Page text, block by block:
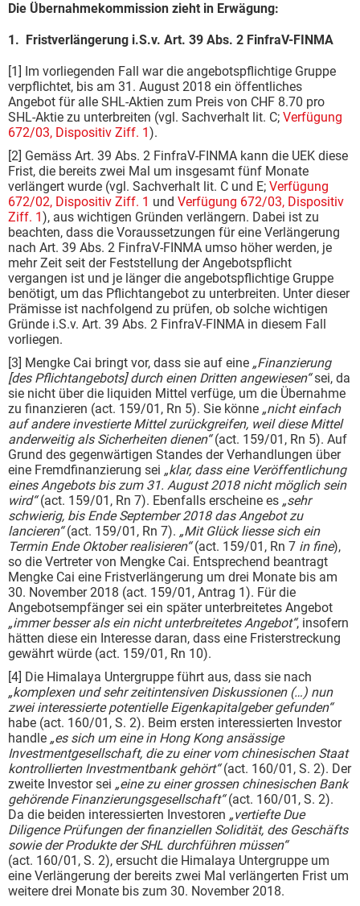
Die Übernahmekommission zieht in Erwägung:
1. Fristverlängerung i.S.v. Art. 39 Abs. 2 FinfraV-FINMA
[1] Im vorliegenden Fall war die angebotspflichtige Gruppe
verpflichtet, bis am 31. August 2018 ein öffentliches
Angebot für alle SHL-Aktien zum Preis von CHF 8.70 pro
SHL-Aktie zu unterbreiten (vgl. Sachverhalt lit. C; Verfügung
672/03, Dispositiv Ziff. 1).
[2] Gemäss Art. 39 Abs. 2 FinfraV-FINMA kann die UEK diese
Frist, die bereits zwei Mal um insgesamt fünf Monate
verlängert wurde (vgl. Sachverhalt lit. C und E; Verfügung
672/02, Dispositiv Ziff. 1 und Verfügung 672/03, Dispositiv
Ziff. 1), aus wichtigen Gründen verlängern. Dabei ist zu
beachten, dass die Voraussetzungen für eine Verlängerung
nach Art. 39 Abs. 2 FinfraV-FINMA umso höher werden, je
mehr Zeit seit der Feststellung der Angebotspflicht
vergangen ist und je länger die angebotspflichtige Gruppe
benötigt, um das Pflichtangebot zu unterbreiten. Unter dieser
Prämisse ist nachfolgend zu prüfen, ob solche wichtigen
Gründe i.S.v. Art. 39 Abs. 2 FinfraV-FINMA in diesem Fall
vorliegen.
[3] Mengke Cai bringt vor, dass sie auf eine „Finanzierung
[des Pflichtangebots] durch einen Dritten angewiesen“sei, da
sie nicht über die liquiden Mittel verfüge, um die Übernahme
zu finanzieren (act. 159/01, Rn 5). Sie könne „nicht einfach
auf andere investierte Mittel zurückgreifen, weil diese Mittel
anderweitig als Sicherheiten dienen“(act. 159/01, Rn 5). Auf
Grund des gegenwärtigen Standes der Verhandlungen über
eine Fremdfinanzierung sei „klar, dass eine Veröffentlichung
eines Angebots bis zum 31. August 2018 nicht möglich sein
wird“(act. 159/01, Rn 7). Ebenfalls erscheine es „sehr
schwierig, bis Ende September 2018 das Angebot zu
lancieren“(act. 159/01, Rn 7). „Mit Glück liesse sich ein
Termin Ende Oktober realisieren“(act. 159/01, Rn 7 in fine),
so die Vertreter von Mengke Cai. Entsprechend beantragt
Mengke Cai eine Fristverlängerung um drei Monate bis am
30. November 2018 (act. 159/01, Antrag 1). Für die
Angebotsempfänger sei ein später unterbreitetes Angebot
„immer besser als ein nicht unterbreitetes Angebot“, insofern
hätten diese ein Interesse daran, dass eine Fristerstreckung
gewährt würde (act. 159/01, Rn 10).
[4] Die Himalaya Untergruppe führt aus, dass sie nach
„komplexen und sehr zeitintensiven Diskussionen (…) nun
zwei interessierte potentielle Eigenkapitalgeber gefunden“
habe (act. 160/01, S. 2). Beim ersten interessierten Investor
handle „es sich um eine in Hong Kong ansässige
Investmentgesellschaft, die zu einer vom chinesischen Staat
kontrollierten Investmentbank gehört“(act. 160/01, S. 2). Der
zweite Investor sei „eine zu einer grossen chinesischen Bank
gehörende Finanzierungsgesellschaft“(act. 160/01, S. 2).
Da die beiden interessierten Investoren „vertiefte Due
Diligence Prüfungen der finanziellen Solidität, des Geschäfts
sowie der Produkte der SHL durchführen müssen“
(act. 160/01, S. 2), ersucht die Himalaya Untergruppe um
eine Verlängerung der bereits zwei Mal verlängerten Frist um
weitere drei Monate bis zum 30. November 2018.